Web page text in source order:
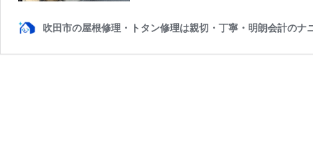
吹田市の屋根修理・トタン修理は親切・丁寧・明朗会計のナ